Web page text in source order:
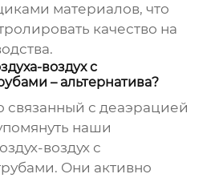
материалов, что
качество на
воздух с
– альтернатива?
связанный сдеаэрацией
наши
воздух с
. Они активно